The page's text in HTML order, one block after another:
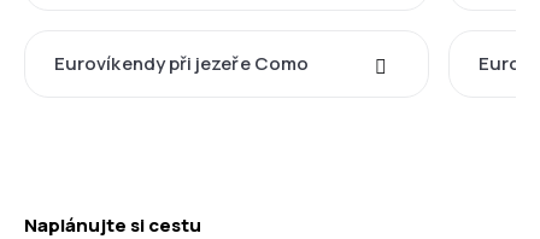
Eurovíkendy při jezeře Como
Naplánujte si cestu